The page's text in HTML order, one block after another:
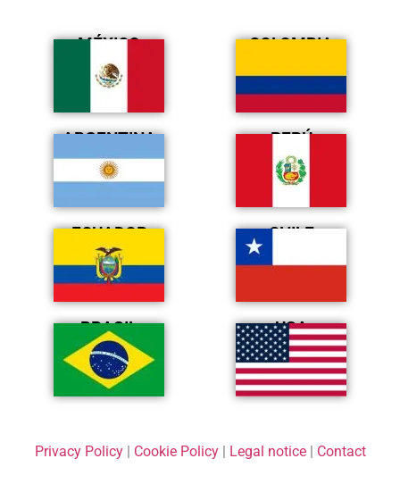
MÉXICO COLOMBIA
ARGENTINA PERÚ
ECUADOR CHILE
BRASIL USA
Privacy Policy| Cookie Policy| Legal notice| Contact